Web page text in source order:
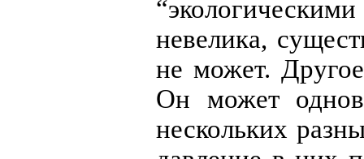
невелика,
не может.
Он может
нескольких